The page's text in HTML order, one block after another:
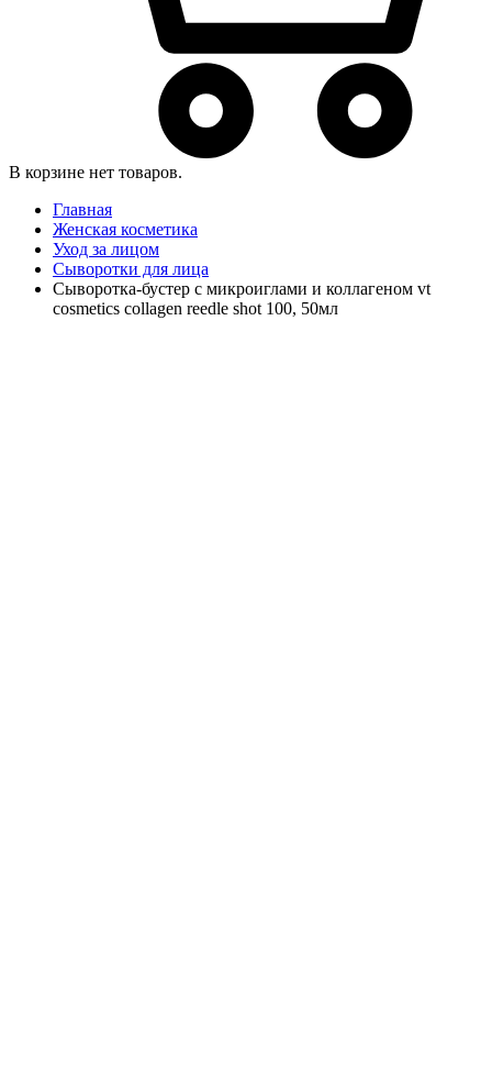
В корзине нет товаров.
Главная
Женская косметика
Уход за лицом
Сыворотки для лица
Сыворотка-бустер с микроиглами и коллагеном vt
cosmetics collagen reedle shot 100, 50мл